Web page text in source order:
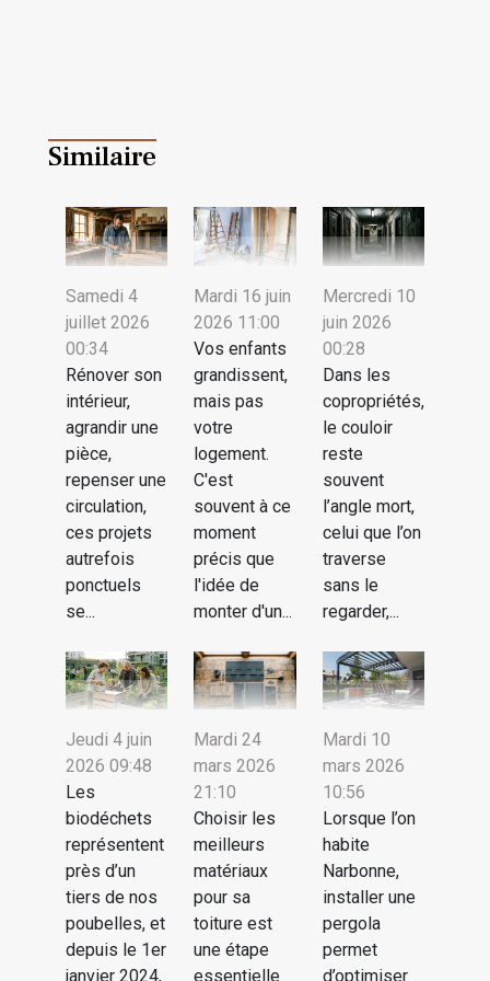
Similaire
Samedi 4
juillet 2026
00:34
Rénover son
intérieur,
agrandir une
pièce,
repenser une
circulation,
ces projets
autrefois
ponctuels
se...
Mardi 16 juin
2026 11:00
Vos enfants
grandissent,
mais pas
votre
logement.
C'est
souvent à ce
moment
précis que
l'idée de
monter d'un...
Mercredi 10
juin 2026
00:28
Dans les
copropriétés,
le couloir
reste
souvent
l’angle mort,
celui que l’on
traverse
sans le
regarder,...
Jeudi 4 juin
2026 09:48
Les
biodéchets
représentent
près d’un
tiers de nos
poubelles, et
depuis le 1er
janvier 2024,
Mardi 24
mars 2026
21:10
Choisir les
meilleurs
matériaux
pour sa
toiture est
une étape
essentielle
Mardi 10
mars 2026
10:56
Lorsque l’on
habite
Narbonne,
installer une
pergola
permet
d’optimiser